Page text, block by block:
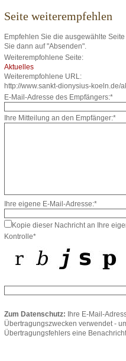
Seite weiterempfehlen
Empfehlen Sie die ausgewählte
Sie dann auf "Absenden".
Weiterempfohlene Seite:
Aktuelles
Weiterempfohlene URL:
http://www.sankt-dionysius-koeln.de/
E-Mail-Adresse des Empfängers:*
Ihre Mitteilung an den Empfänger:*
Ihre eigene E-Mail-Adresse:*
Kopie dieser Nachricht an Ihre
Kontrolle*
Zum Datenschutz: Ihre E-Mail-
Übertragungszwecken verwendet -
Übertragungsfehlers eine